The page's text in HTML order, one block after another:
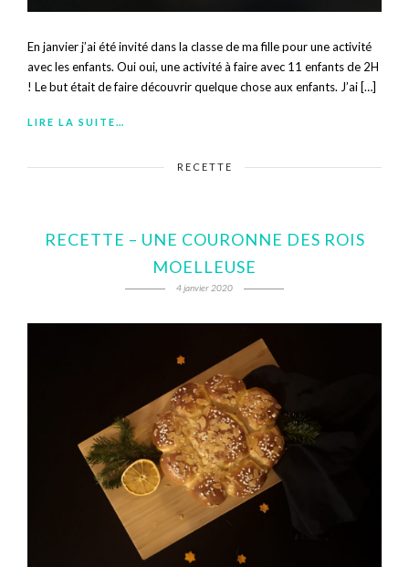
En janvier j’ai été invité dans la classe de ma fille pour une activité
avec les enfants. Oui oui, une activité à faire avec 11 enfants de 2H
! Le but était de faire découvrir quelque chose aux enfants. J’ai […]
LIRE LA SUITE…
RECETTE
RECETTE – UNE COURONNE DES ROIS
MOELLEUSE
4 janvier 2020